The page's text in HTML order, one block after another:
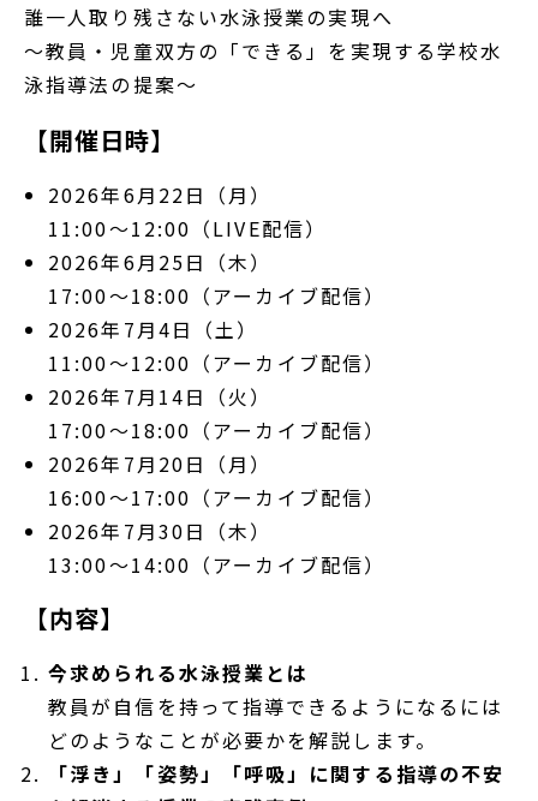
誰一人取り残さない水泳授業の実現へ
～教員・児童双方の「できる」を実現する学校水
泳指導法の提案～
【開催日時】
2026年6月22日（月）
11:00～12:00（LIVE配信）
2026年6月25日（木）
17:00～18:00（アーカイブ配信）
2026年7月4日（土）
11:00～12:00（アーカイブ配信）
2026年7月14日（火）
17:00～18:00（アーカイブ配信）
2026年7月20日（月）
16:00～17:00（アーカイブ配信）
2026年7月30日（木）
13:00～14:00（アーカイブ配信）
【内容】
今求められる水泳授業とは
教員が自信を持って指導できるようになるには
どのようなことが必要かを解説します。
「浮き」「姿勢」「呼吸」に関する指導の不安